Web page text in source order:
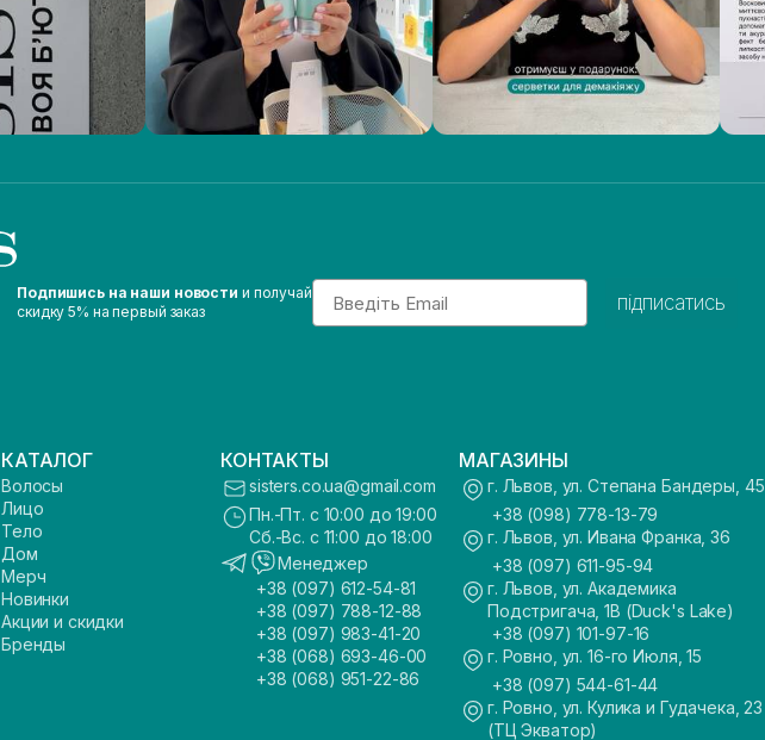
Подпишись на наши новости и получай
скидку 5% на первый заказ
Email
підписатись
КАТАЛОГ
Волосы
Лицо
Тело
Дом
Мерч
Новинки
Акции и скидки
Бренды
КОНТАКТЫ
sisters.co.ua@gmail.com
Пн.-Пт. с 10:00 до 19:00
Сб.-Вс. с 11:00 до 18:00
Менеджер
+38 (097) 612-54-81
+38 (097) 788-12-88
+38 (097) 983-41-20
+38 (068) 693-46-00
+38 (068) 951-22-86
МАГАЗИНЫ
г. Львов, ул. Степана Бандеры, 45
+38 (098) 778-13-79
г. Львов, ул. Ивана Франка, 36
+38 (097) 611-95-94
г. Львов, ул. Академика
Подстригача, 1В (Duck's Lake)
+38 (097) 101-97-16
г. Ровно, ул. 16-го Июля, 15
+38 (097) 544-61-44
г. Ровно, ул. Кулика и Гудачека, 23
(ТЦ Экватор)